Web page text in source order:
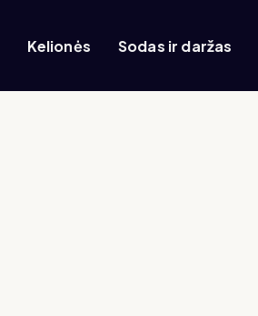
Kelionės Sodas ir daržas